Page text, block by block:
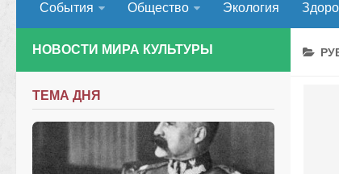
События Общество Экология
НОВОСТИ МИРА КУЛЬТУРЫ
ТЕМА ДНЯ